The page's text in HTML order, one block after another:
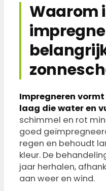
Waarom
Impregneren
laag die water en
schimmel en rot
goed
regen en behoudt
kleur. De
jaar herhalen,
aan weer en wind.